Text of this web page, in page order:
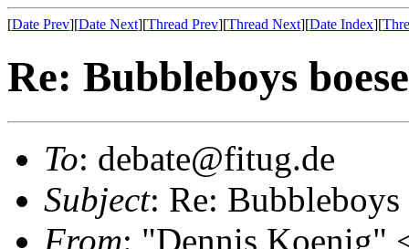
[Date Prev][Date Next][Thread Prev][Thread Next][Date Index][
Re: Bubbleboys
To: debate@fitug.de
Subject: Re: Bubbleboys
From: "Dennis Koenig"